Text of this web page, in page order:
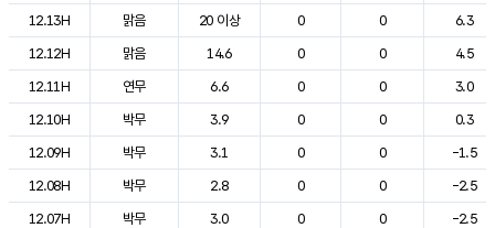
12.13H
맑음 20 이상 0 0
6.3
12.12H
맑음 14.6 0 0
4.5
12.11H
연무 6.6 0 0
3.0
12.10H
박무 3.9 0 0
0.3
12.09H
박무 3.1 0 0
-1.5
12.08H
박무 2.8 0 0
-2.5
12.07H
박무 3.0 0 0
-2.5